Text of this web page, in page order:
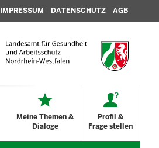
IMPRESSUM DATENSCHUTZ AGB
Profil &
Frage stellen
Meine Themen &
Dialoge